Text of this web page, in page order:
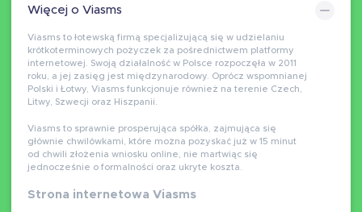
Więcej o Viasms
Viasms to łotewską firmą specjalizującą się w udzielaniu
krótkoterminowych pożyczek za pośrednictwem platformy
internetowej. Swoją działalność w Polsce rozpoczęła w 2011
roku, a jej zasięg jest międzynarodowy. Oprócz wspomnianej
Polski i Łotwy, Viasms funkcjonuje również na terenie Czech,
Litwy, Szwecji oraz Hiszpanii.
Viasms to sprawnie prosperująca spółka, zajmująca się
głównie chwilówkami, które można pozyskać już w 15 minut
od chwili złożenia wniosku online, nie martwiąc się
jednocześnie o formalności oraz ukryte koszta.
Strona internetowa Viasms